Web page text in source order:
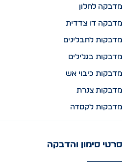
מדבקה לחלון
מדבקה דו צדדית
מדבקות לתבלינים
מדבקות בגלילים
מדבקות כיבוי אש
מדבקות צנרת
מדבקות לקסדה
סרטי סימון והדבקה